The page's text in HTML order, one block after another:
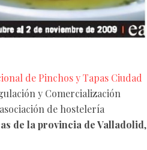
de Pinchos y Tapas Ciudad
y Comercialización
de hostelería
de la provincia de Valladolid,